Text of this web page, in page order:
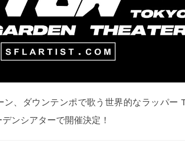
、ダウンテンポで歌う世界的なラッパー
ンシアターで開催決定！